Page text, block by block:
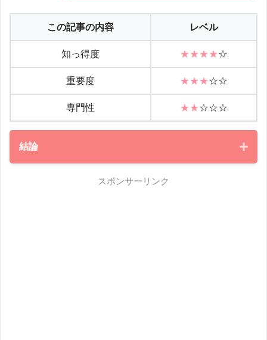
この記事の内容 レベル
知っ得度 ★★★★☆
重要度 ★★★☆☆
専門性 ★★☆☆☆
結論
スポンサーリンク